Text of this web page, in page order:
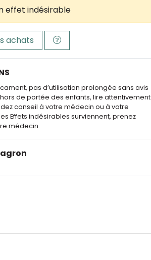
effet indésirable
achats
pas d’utilisation prolongée sans avis
de portée des enfants, lire attentivement
conseil à votre médecin ou à votre
Effets indésirables surviennent, prenez
médecin.